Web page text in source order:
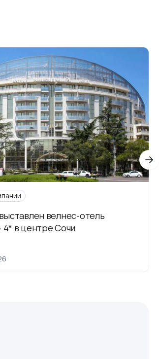
велнес-отель
4* в центре Сочи